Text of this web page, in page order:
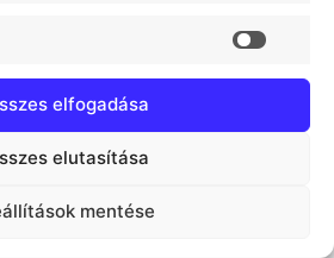
elfogadása
elutasítása
mentése
előéletű, a
2011. évi CXCIX. törvény 39.
tekintetében
alatt nem áll,
vagy